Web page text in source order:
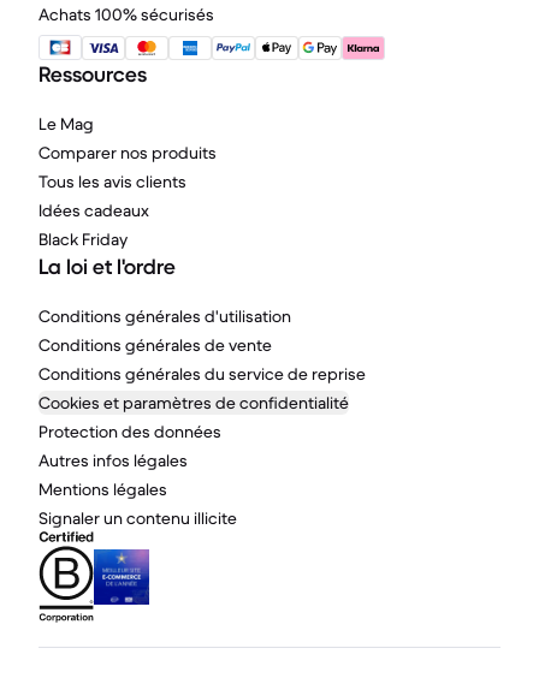
Achats 100% sécurisés
Ressources
Le Mag
Comparer nos produits
Tous les avis clients
Idées cadeaux
Black Friday
La loi et l'ordre
Conditions générales d'utilisation
Conditions générales de vente
Conditions générales du service de reprise
Cookies et paramètres de confidentialité
Protection des données
Autres infos légales
Mentions légales
Signaler un contenu illicite